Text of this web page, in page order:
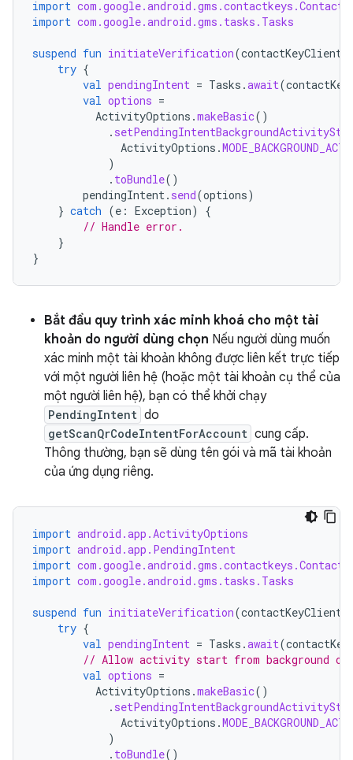
import
import com.google.android.gms.tasks.Tasks
suspend fun initiateVerification(contactKeyClient
try {
val pendingIntent = Tasks .await(
val options =
ActivityOptions .makeBasic()
.
ActivityOptions .
)
. toBundle()
pendingIntent. send(options)
} catch (e : Exception)
{
// Handle error.
}
}
Bắt đầu quy trình xác minh khoá cho một tài
khoản do người dùng chọn Nếu người dùng muốn
xác minh một tài khoản không được liên kết trực tiếp
với một người liên hệ (hoặc một tài khoản cụ thể của
một người liên hệ), bạn có thể khởi chạy
PendingIntent do
getScanQrCodeIntentForAccount cung cấp.
Thông thường, bạn sẽ dùng tên gói và mã tài khoản
của ứng dụng riêng.
import android.app.ActivityOptions
import android.app.PendingIntent
import
import com.google.android.gms.tasks.Tasks
suspend fun initiateVerification(contactKeyClient
try {
val pendingIntent = Tasks .await(
// Allow activity start from background on
val options =
ActivityOptions .makeBasic()
.
ActivityOptions .
)
. toBundle()